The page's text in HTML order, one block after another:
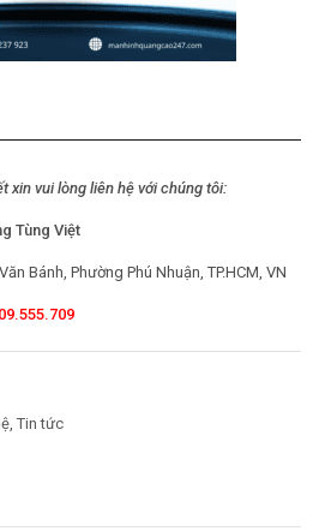
xin vui lòng liên hệ với chúng tôi:
Tùng Việt
Bánh, Phường Phú Nhuận, TP.HCM, VN
Tin tức